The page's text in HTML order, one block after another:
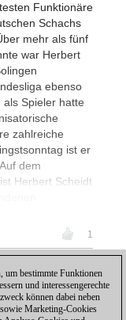
Funktionäre
Schachs
mehr als fünf
war Herbert
ebenso
Spieler hatte
zahlreiche
ist er
dem
Herbert Scheidt
1
um bestimmte Funktionen
und interessengerechte
können dabei neben
Marketing-Cookies